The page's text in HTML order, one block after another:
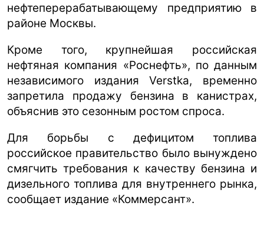
нефтеперерабатывающему предприятию в
районе Москвы.
Кроме того, крупнейшая российская
нефтяная компания «Роснефть», по данным
независимого издания Verstka, временно
запретила продажу бензина в канистрах,
объяснив это сезонным ростом спроса.
Для борьбы с дефицитом топлива
российское правительство было вынуждено
смягчить требования к качеству бензина и
дизельного топлива для внутреннего рынка,
сообщает издание «Коммерсант».